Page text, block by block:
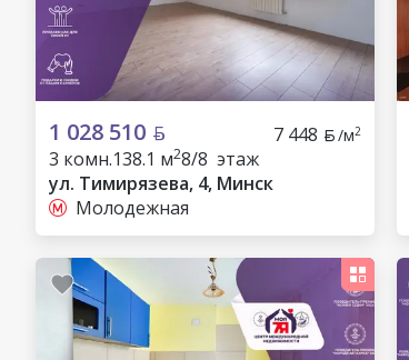
1 028 510 7 448 /м2
3 комн.138.1 м28/8 этаж
ул. Тимирязева, 4, Минск
Молодежная